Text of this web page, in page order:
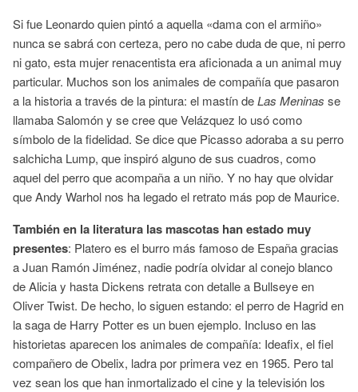
Si fue Leonardo quien pintó a aquella «dama con el armiño»
nunca se sabrá con certeza, pero no cabe duda de que, ni perro
ni gato, esta mujer renacentista era aficionada a un animal muy
particular. Muchos son los animales de compañía que pasaron
a la historia a través de la pintura: el mastín deLas Meninas se
llamaba Salomón y se cree que Velázquez lo usó como
símbolo de la fidelidad. Se dice que Picasso adoraba a su perro
salchicha Lump, que inspiró alguno de sus cuadros, como
aquel del perro que acompaña a un niño. Y no hay que olvidar
que Andy Warhol nos ha legado el retrato más pop de Maurice.
También en la literatura las mascotas han estado muy
presentes: Platero es el burro más famoso de España gracias
a Juan Ramón Jiménez, nadie podría olvidar al conejo blanco
de Alicia y hasta Dickens retrata con detalle a Bullseye en
Oliver Twist. De hecho, lo siguen estando: el perro de Hagrid en
la saga de Harry Potter es un buen ejemplo. Incluso en las
historietas aparecen los animales de compañía: Ideafix, el fiel
compañero de Obelix, ladra por primera vez en 1965. Pero tal
vez sean los que han inmortalizado el cine y la televisión los